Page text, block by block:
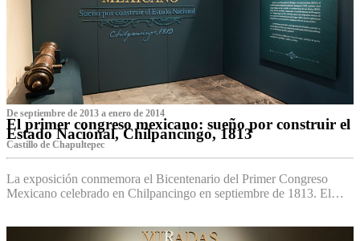
De septiembre de 2013 a enero de 2014
El primer congreso mexicano: sueño por construir el
Estado Nacional, Chilpancingo, 1813
Castillo de Chapultepec
La exposición conmemora el Bicentenario del Primer Congreso
Mexicano celebrado en Chilpancingo en septiembre de 1813. El…